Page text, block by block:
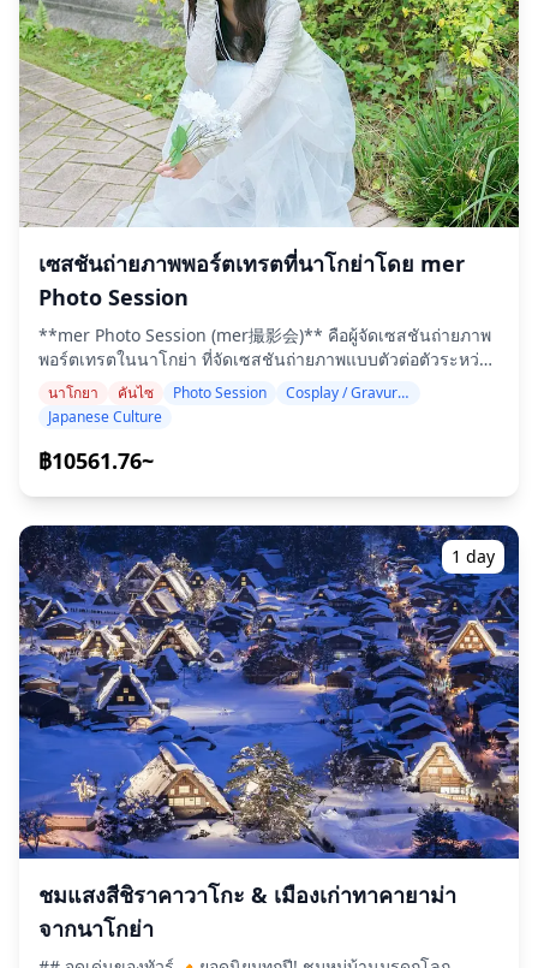
เซสชันถ่ายภาพพอร์ตเทรตที่นาโกย่าโดย mer
Photo Session
**mer Photo Session (mer撮影会)** คือผู้จัดเซสชันถ่ายภาพ
พอร์ตเทรตในนาโกย่า ที่จัดเซสชันถ่ายภาพแบบตัวต่อตัวระหว่าง
ช่างภาพและนางแบบในพื้นที่ไอจิและภูมิภาคคันไซ สำหรับนัก
ท่องเที่ยวที่มาเยือนญี่ปุ่นและต้องการเพลิดเพลินกับเซสชันถ่าย
ภาพพอร์ตเทรตแบบญี่ปุ่นแท้ๆ พร้อมเข้าใจกฎระเบียบอย่าง
ชัดเจนและประสบการณ์ที่ราบรื่น **Holiday Travel ให้การ
สนับสนุนอย่างเต็มที่ ตั้งแต่การช่วยเหลือในการจอง (ตรวจสอบ
ความพร้อม) ไปจนถึงการมีล่ามร่วมเดินทางในวันงาน** **
[สำคัญ: เนื้อหาแตกต่างกันตามวันที่]** **รายชื่อนางแบบ
สถานที่ถ่ายภาพ ช่วงเวลา และราคาแคมเปญ** ของ mer
เปลี่ยนแปลงไปตามแต่ละวันที่จัดงาน หน้านี้ให้ภาพรวมของซีรีส์
นี้ วันที่ยืนยันที่กำลังจะมาถึงจะถูกโพสต์บนหน้าตารางของ mer
ดังนั้นโปรดติดต่อเราพร้อมแจ้งวันที่คุณต้องการ แล้วเราจะตรวจ
สอบความพร้อมให้ เรายังรองรับคำขอเช่น "ฉันสามารถเข้าร่วม
เซสชันถ่ายภาพที่ตรงกับวันและพื้นที่การเดินทางของฉันได้
ไหม?" ดังนั้นโปรดสอบถามได้ตามสะดวก --- **เกี่ยวกับ mer
Photo Session** ตั้งอยู่ในนาโกย่า (ไอจิ) พร้อมจัดงานเพิ่มเติม
ในภูมิภาคคันไซ mer ดำเนิน **เซสชันถ่ายภาพพอร์ตเทรตส่วน
ตัวแบบตัวต่อตัว** ณ สถานที่ที่คัดสรรอย่างพิถีพิถัน ทั้งสวน
สาธารณะในเมือง สถานที่ทางประวัติศาสตร์ สวนดอกไม้ และ
จุดถ่ายภาพตามฤดูกาล โดยมีนางแบบที่ได้รับการฝึกฝนในด้าน
สีหน้า ท่าทาง และเทคนิคการถ่ายภาพพอร์ตเทรต --- **[นาง
แบบที่เคยร่วมงาน (ตัวอย่างที่คัดเลือก)]** รายชื่อนางแบบ
เปลี่ยนแปลงไปในแต่ละงานของ mer นางแบบที่ยังทำงานอยู่
ประกอบด้วย (รายการบางส่วน): - รุ่นที่ 1: Jikimaru, KUBO,
Nunu, Nono, Rako - รุ่นที่ 2: Waka - รุ่นที่ 3: Konatsu Seto,
Emi, Miyu Otosaka, Haruka Minami, Oyu - รุ่นที่ 4: Saki
นาโกยา คันไซ Photo Session
Cosplay / Gravure / Portrait
Japanese Culture
฿10561.76~
1 day
ชมแสงสีชิราคาวาโกะ & เมืองเก่าทาคายาม่า
จากนาโกย่า